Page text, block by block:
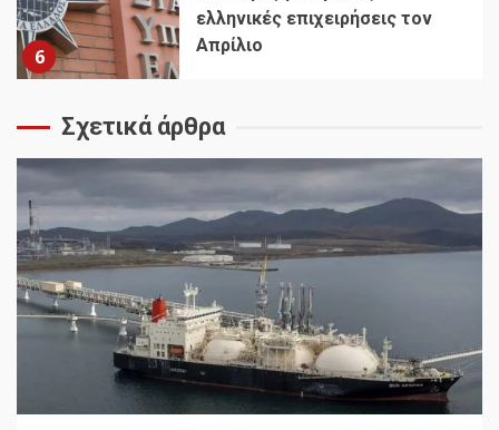
6
ελληνικές επιχειρήσεις τον
Απρίλιο
Σχετικά άρθρα